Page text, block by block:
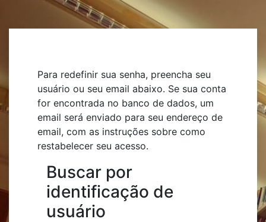
Ir para o conteúdo principal
Para redefinir sua senha, preencha seu
usuário ou seu email abaixo. Se sua conta
for encontrada no banco de dados, um
email será enviado para seu endereço de
email, com as instruções sobre como
restabelecer seu acesso.
Buscar por identificação de
Buscar por
identificação de
usuário